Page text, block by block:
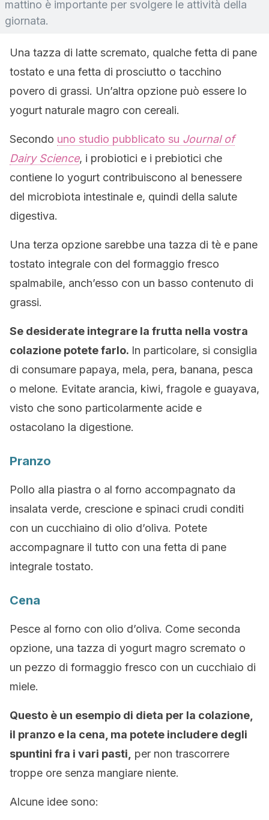
mattino è importante per svolgere le attività della
giornata.
Una tazza di latte scremato, qualche fetta di pane
tostato e una fetta di prosciutto o tacchino
povero di grassi. Un’altra opzione può essere lo
yogurt naturale magro con cereali.
Secondo uno studio pubblicato su Journal of
Dairy Science, i probiotici e i prebiotici che
contiene lo yogurt contribuiscono al benessere
del microbiota intestinale e, quindi della salute
digestiva.
Una terza opzione sarebbe una tazza di tè e pane
tostato integrale con del formaggio fresco
spalmabile, anch’esso con un basso contenuto di
grassi.
Se desiderate integrare la frutta nella vostra
colazione potete farlo. In particolare, si consiglia
di consumare papaya, mela, pera, banana, pesca
o melone. Evitate arancia, kiwi, fragole e guayava,
visto che sono particolarmente acide e
ostacolano la digestione.
Pranzo
Pollo alla piastra o al forno accompagnato da
insalata verde, crescione e spinaci crudi conditi
con un cucchiaino di olio d’oliva. Potete
accompagnare il tutto con una fetta di pane
integrale tostato.
Cena
Pesce al forno con olio d’oliva. Come seconda
opzione, una tazza di yogurt magro scremato o
un pezzo di formaggio fresco con un cucchiaio di
miele.
Questo è un esempio di dieta per la colazione,
il pranzo e la cena, ma potete includere degli
spuntini fra i vari pasti,
per non trascorrere
troppe ore senza mangiare niente.
Alcune idee sono: